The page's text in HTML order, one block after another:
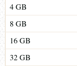
4 GB
8 GB
16 GB
32 GB